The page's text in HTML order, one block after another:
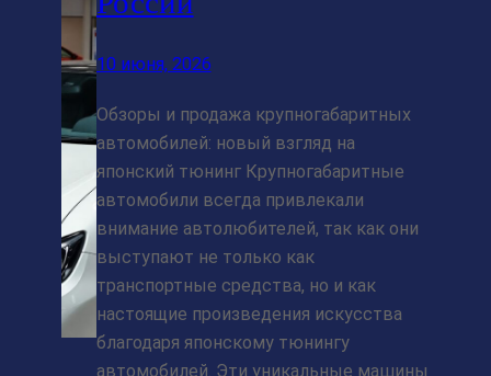
10 июня, 2026
Обзоры и продажа крупногабаритных
автомобилей: новый взгляд на
японский тюнинг Крупногабаритные
автомобили всегда привлекали
внимание автолюбителей, так как они
выступают не только как
транспортные средства, но и как
настоящие произведения искусства
благодаря японскому тюнингу
автомобилей. Эти уникальные машины